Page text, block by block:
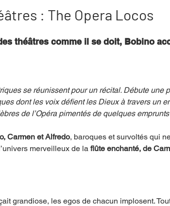
Festival Coup de coeur Instructif
Famille
Hommage
: The Opera Locos
théâtres comme il se doit, Bobino
se réunissent pour un récital. Débute une
dont les voix défient les Dieux à travers un
de l’Opéra pimentés de quelques
Carmen et Alfredo, baroques et survoltés qui
merveilleux de la flûte enchanté, de
grandiose, les egos de chacun implosent.